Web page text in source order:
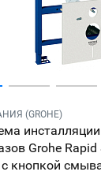
(GROHE)
Grohe
кнопкой